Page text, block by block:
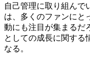
自己管理に取り組んで
は、多くのファンにと
動にも注目が集まるだ
としての成長に関する
なる。